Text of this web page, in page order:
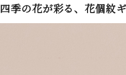
四季の花が彩る、花個紋